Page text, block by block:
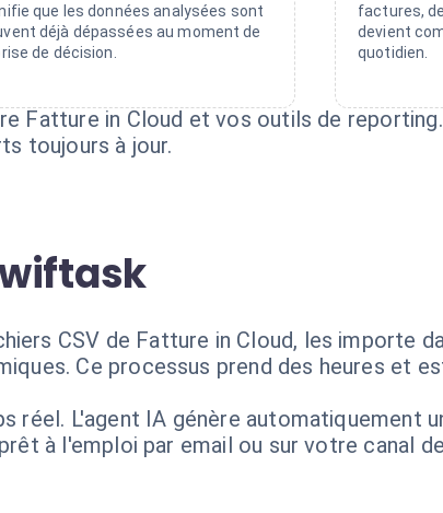
que les données analysées sont
déjà dépassées au moment de
de décision.
factures,
devient
quotidien.
Fatture in Cloud et vos outils de
toujours à jour.
CSV de Fatture in Cloud, les importe
Ce processus prend des heures et
réel. L'agent IA génère automatiquement
à l'emploi par email ou sur votre canal